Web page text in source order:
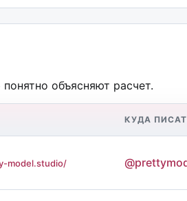
объясняют расчет.
КУДА
model.studio/